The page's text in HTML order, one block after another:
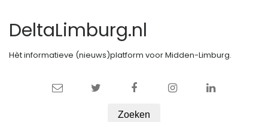
DeltaLimburg.nl
Hèt informatieve (nieuws)platform voor Midden-Limburg.
Zoeken